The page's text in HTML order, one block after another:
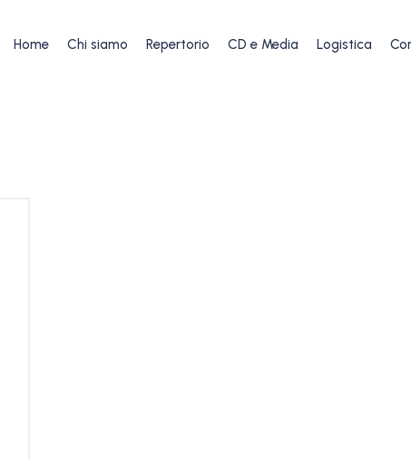
Home Chi siamo Repertorio CD e Media Logistica